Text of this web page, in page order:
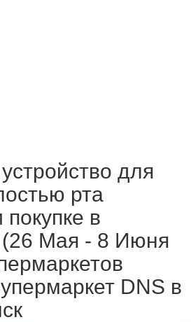
для
рта
в
(26 Мая - 8 Июня
DNS в